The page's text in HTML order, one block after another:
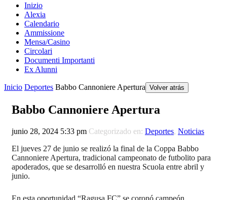
Inizio
Alexia
Calendario
Ammissione
Mensa/Casino
Circolari
Documenti Importanti
Ex Alunni
Inicio Deportes Babbo Cannoniere Apertura Volver atrás
Babbo Cannoniere Apertura
junio 28, 2024 5:33 pm Categorizado en: Deportes, Noticias
El jueves 27 de junio se realizó la final de la Coppa Babbo
Cannoniere Apertura, tradicional campeonato de futbolito para
apoderados, que se desarrolló en nuestra Scuola entre abril y
junio.
En esta oportunidad “Ragusa FC” se coronó campeón